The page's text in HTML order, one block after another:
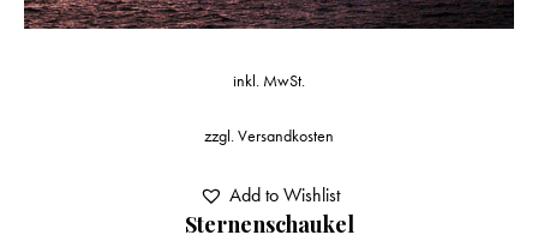
Sternenschaukel
inkl. MwSt.
zzgl.Versandkosten
Add to Wishlist